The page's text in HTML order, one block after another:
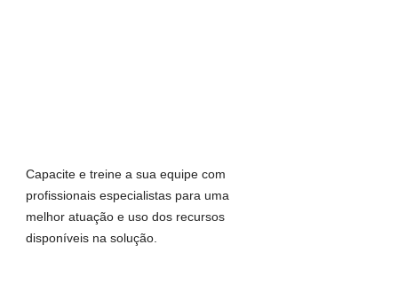
Capacite e treine a sua equipe com
profissionais especialistas para uma
melhor atuação e uso dos recursos
disponíveis na solução.